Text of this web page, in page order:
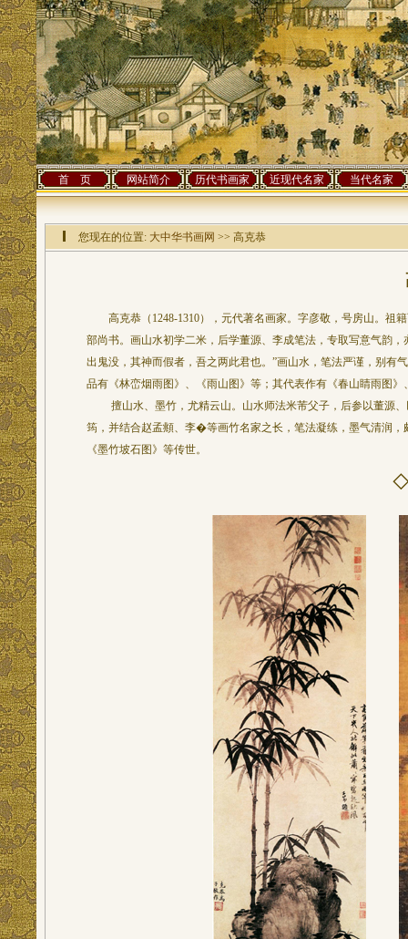
首 页 网站简介 历代书画家 近现代名家 当代名家
您现在的位置: 大中华书画网 >> 高克恭
高克恭（1248-1310），元代著名画家。字彦敬，号房山。祖
部尚书。画山水初学二米，后学董源、李成笔法，专取写意气韵
出鬼没，其神而假者，吾之两此君也。”画山水，笔法严谨，别有
品有《林峦烟雨图》、《雨山图》等；其代表作有《春山睛雨图
擅山水、墨竹，尤精云山。山水师法米芾父子，后参以董源、
筠，并结合赵孟頫、李�等画竹名家之长，笔法凝练，墨气清润
《墨竹坡石图》等传世。
◇